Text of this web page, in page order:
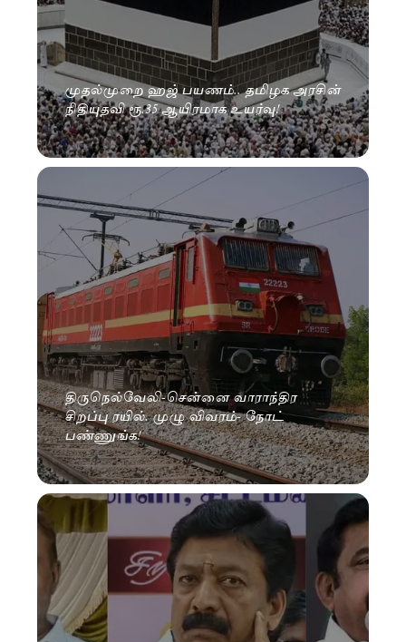
முதல்முறை ஹஜ் பயணம்.. தமிழக அரசின்
நிதியுதவி ரூ.35 ஆயிரமாக உயர்வு!
திருநெல்வேலி-சென்னை வாராந்திர
சிறப்பு ரயில். முழு விவரம்- நோட்
பண்ணுங்க!